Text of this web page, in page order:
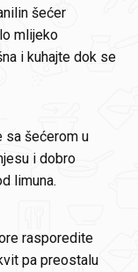
šećer
mlijeko
i kuhajte dok se
sa šećerom u
i dobro
limuna.
rasporedite
pa preostalu